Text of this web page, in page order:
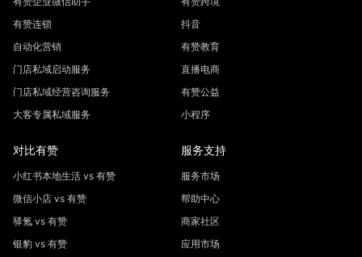
有赞连锁
自动化营销
门店私域启动服务
门店私域经营咨询服务
大客专属私域服务
抖音
有赞教育
直播电商
有赞公益
小程序
对比有赞
小红书本地生活 vs 有赞
微信小店 vs 有赞
驿氪 vs 有赞
银豹 vs 有赞
服务支持
服务市场
帮助中心
商家社区
应用市场